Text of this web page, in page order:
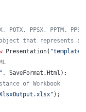
POTX, PPSX, PPTM,
that represents a
Presentation(
, SaveFormat . Html );
of Workbook
);